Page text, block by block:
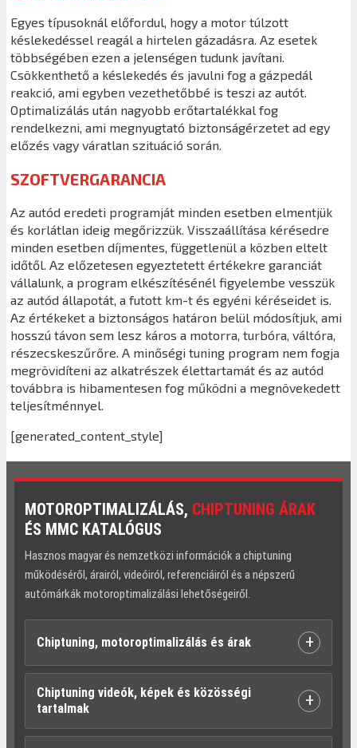
Egyes típusoknál előfordul, hogy a motor túlzott
késlekedéssel reagál a hirtelen gázadásra. Az esetek
többségében ezen a jelenségen tudunk javítani.
Csökkenthető a késlekedés és javulni fog a gázpedál
reakció, ami egyben vezethetőbbé is teszi az autót.
Optimalizálás után nagyobb erőtartalékkal fog
rendelkezni, ami megnyugtató biztonságérzetet ad egy
előzés vagy váratlan szituáció során.
SZOFTVERGARANCIA
Az autód eredeti programját minden esetben elmentjük
és korlátlan ideig megőrizzük. Visszaállítása kérésedre
minden esetben díjmentes, függetlenül a közben eltelt
időtől. Az előzetesen egyeztetett értékekre garanciát
vállalunk, a program elkészítésénél figyelembe vesszük
az autód állapotát, a futott km-t és egyéni kéréseidet is.
Az értékeket a biztonságos határon belül módosítjuk, ami
hosszú távon sem lesz káros a motorra, turbóra, váltóra,
részecskeszűrőre. A minőségi tuning program nem fogja
megrövidíteni az alkatrészek élettartamát és az autód
továbbra is hibamentesen fog működni a megnövekedett
teljesítménnyel.
[generated_content_style]
MOTOROPTIMALIZÁLÁS, CHIPTUNING ÁRAK
ÉS MMC KATALÓGUS
Hasznos magyar és nemzetközi információk a chiptuning
működéséről, árairól, videóiról, referenciáiról és a népszerű
autómárkák motoroptimalizálási lehetőségeiről.
Chiptuning, motoroptimalizálás és árak +
Chiptuning videók, képek és közösségi
tartalmak
+